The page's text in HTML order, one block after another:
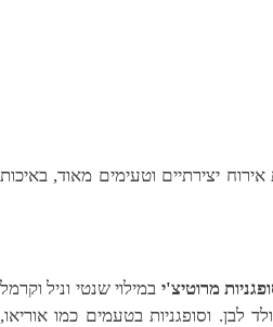
יצירתיים וטעימים מאוד, באיכות
מרוטיצ'י במילוי שנטי וניל וקרמל
לבן. וסופגניות בטעמים כמו אוריאו,